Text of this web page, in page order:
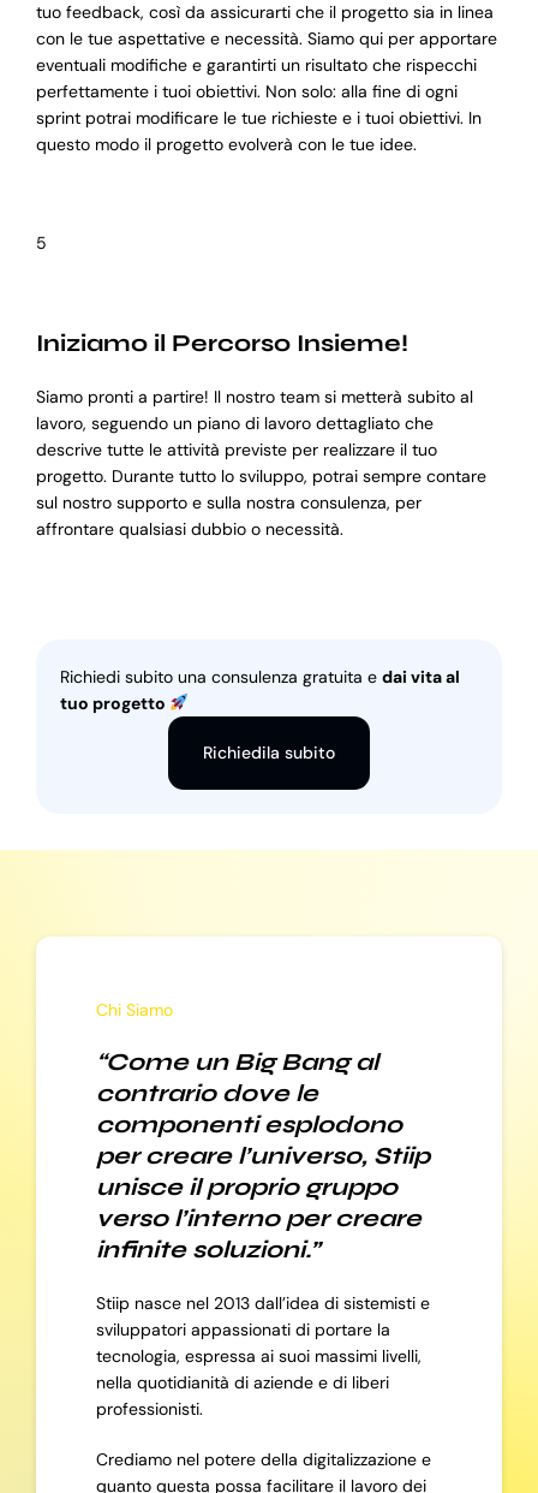
tuo feedback, così da assicurarti che il progetto sia in linea
con le tue aspettative e necessità. Siamo qui per apportare
eventuali modifiche e garantirti un risultato che rispecchi
perfettamente i tuoi obiettivi. Non solo: alla fine di ogni
sprint potrai modificare le tue richieste e i tuoi obiettivi. In
questo modo il progetto evolverà con le tue idee.
5
Iniziamo il Percorso Insieme!
Siamo pronti a partire! Il nostro team si metterà subito al
lavoro, seguendo un piano di lavoro dettagliato che
descrive tutte le attività previste per realizzare il tuo
progetto. Durante tutto lo sviluppo, potrai sempre contare
sul nostro supporto e sulla nostra consulenza, per
affrontare qualsiasi dubbio o necessità.
Richiedi subito una consulenza gratuita e dai vita al
tuo progetto
Richiedila subito
Chi Siamo
“Come un Big Bang al
contrario dove le
componenti esplodono
per creare l’universo, Stiip
unisce il proprio gruppo
verso l’interno per creare
infinite soluzioni.”
Stiip nasce nel 2013 dall’idea di sistemisti e
sviluppatori appassionati di portare la
tecnologia, espressa ai suoi massimi livelli,
nella quotidianità di aziende e di liberi
professionisti.
Crediamo nel potere della digitalizzazione e
quanto questa possa facilitare il lavoro dei